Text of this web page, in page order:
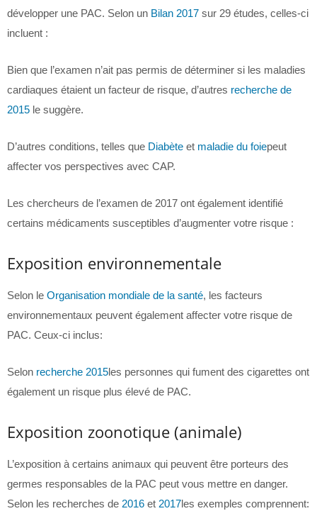
développer une PAC. Selon un Bilan 2017 sur 29 études, celles-ci
incluent :
Bien que l’examen n’ait pas permis de déterminer si les maladies
cardiaques étaient un facteur de risque, d’autres recherche de
2015 le suggère.
D’autres conditions, telles que Diabète et maladie du foiepeut
affecter vos perspectives avec CAP.
Les chercheurs de l’examen de 2017 ont également identifié
certains médicaments susceptibles d’augmenter votre risque :
Exposition environnementale
Selon le Organisation mondiale de la santé, les facteurs
environnementaux peuvent également affecter votre risque de
PAC. Ceux-ci inclus:
Selon recherche 2015les personnes qui fument des cigarettes ont
également un risque plus élevé de PAC.
Exposition zoonotique (animale)
L’exposition à certains animaux qui peuvent être porteurs des
germes responsables de la PAC peut vous mettre en danger.
Selon les recherches de 2016 et 2017les exemples comprennent: